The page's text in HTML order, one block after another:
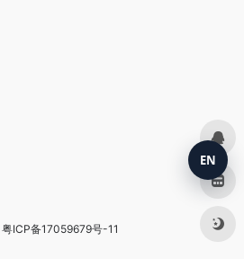
粤ICP备17059679号-11
EN